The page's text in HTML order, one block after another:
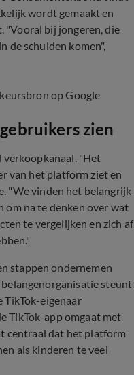
wordt gemaakt en
"Vooral bij jongeren, die
de schulden komen",
op Google
zien
verkoopkanaal. "Het
van het platform ziet en
"We vinden het belangrijk
om na te denken over wat
te vergelijken en zich af
stappen ondernemen
belangenorganisatie steunt
TikTok-eigenaar
TikTok-app omgaat met
centraal dat het platform
als kinderen te veel